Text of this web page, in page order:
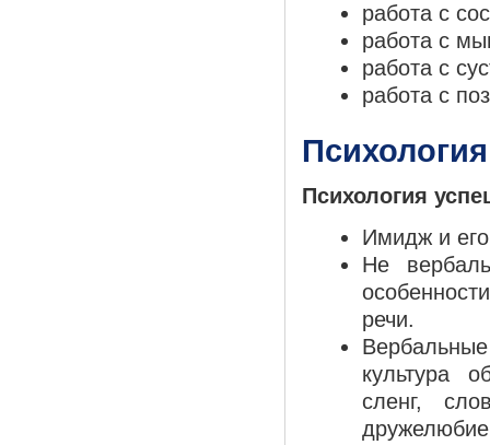
работа с
работа с
работа с
работа с
Психология
Имидж и
Не
речи.
культура
сленг,